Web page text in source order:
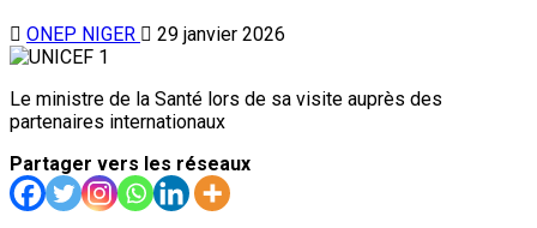
ONEP NIGER 29 janvier 2026
Le ministre de la Santé lors de sa visite auprès des
partenaires internationaux
Partager vers les réseaux